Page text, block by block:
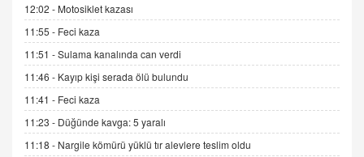
DR. EKREM ASLAN
Gerçek Ne, Algı Ne? "Beraber Yürüyoruz"
Cümlesinin Peşinden
19.07.2025 12:45
GÖNÜL MENEKŞE
Şifacının Yolu
04.11.2025 12:56
12:02 - Motosiklet kazası
11:55 - Feci kaza
11:51 -Sulama kanalında can verdi
11:46 - Kayıp kişi serada ölü bulundu
11:41 - Feci kaza
11:23 - Düğünde kavga: 5 yaralı
11:18 - Nargile kömürü yüklü tır alevlere teslim oldu